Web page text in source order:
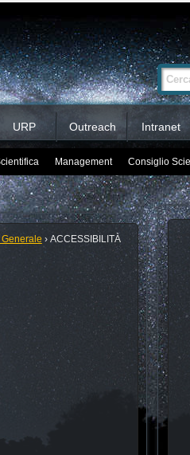
Cerca
Ricerca
avanzata…
URP Outreach Intranet
Management Consiglio
› ACCESSIBILITÀ